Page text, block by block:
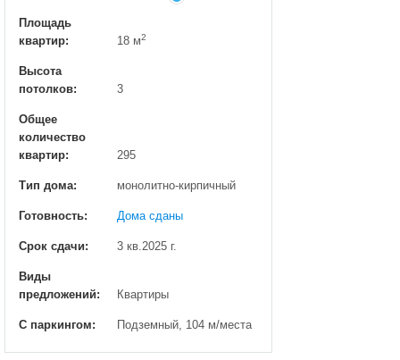
Площадь
квартир:
18 м2
Высота
потолков:
3
Общее
количество
квартир:
295
Тип дома: монолитно-кирпичный
Готовность: Дома сданы
Срок сдачи: 3 кв.2025 г.
Виды
предложений:
Квартиры
С паркингом: Подземный, 104 м/места